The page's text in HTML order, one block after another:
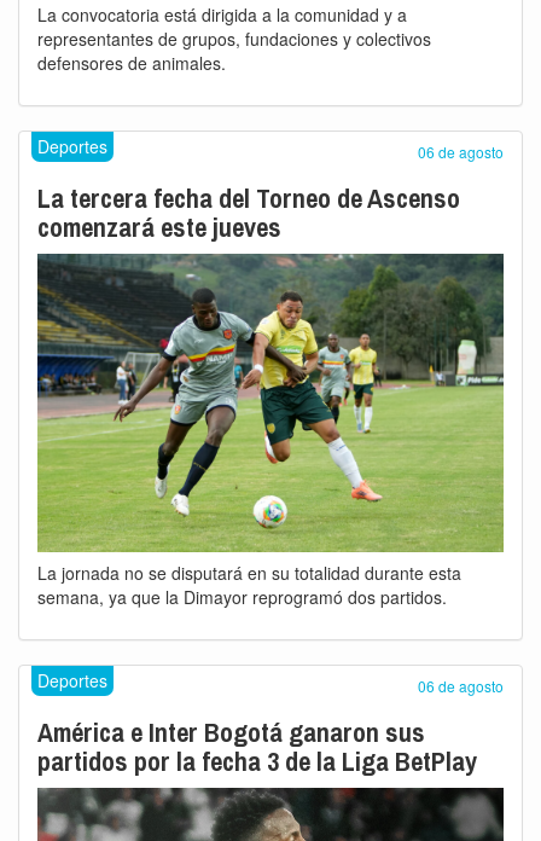
La convocatoria está dirigida a la comunidad y a
representantes de grupos, fundaciones y colectivos
defensores de animales.
Deportes 06 de agosto
La tercera fecha del Torneo de Ascenso
comenzará este jueves
La jornada no se disputará en su totalidad durante esta
semana, ya que la Dimayor reprogramó dos partidos.
Deportes 06 de agosto
América e Inter Bogotá ganaron sus
partidos por la fecha 3 de la Liga BetPlay